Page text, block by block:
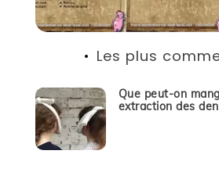
Les plus
Que peut-on
extraction des